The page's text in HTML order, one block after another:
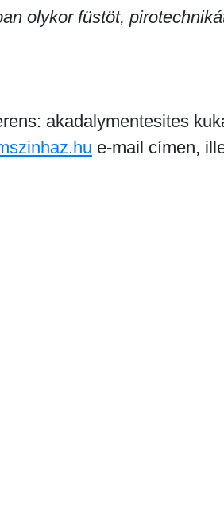
olykor füstöt,
akadalymentesites
e-mail címen,